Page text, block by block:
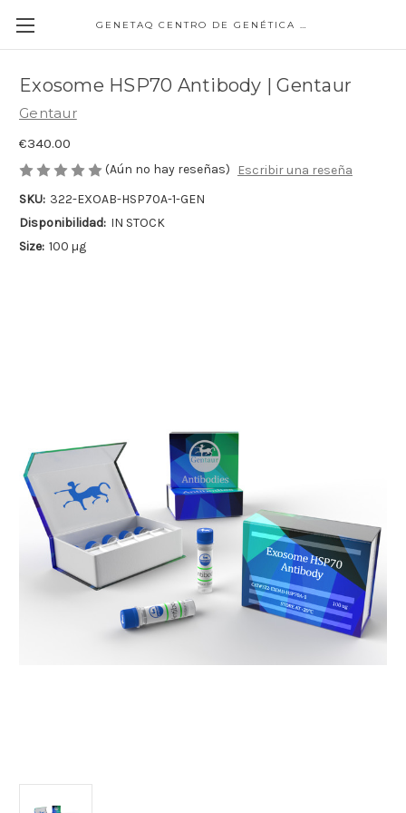
GENETAQ CENTRO DE GENÉTICA MOLECULAR
Exosome HSP70 Antibody | Gentaur
Gentaur
€340.00
(Aún no hay reseñas)
Escribir una reseña
SKU: 322-EXOAB-HSP70A-1-GEN
Disponibilidad: IN STOCK
Size: 100 µg